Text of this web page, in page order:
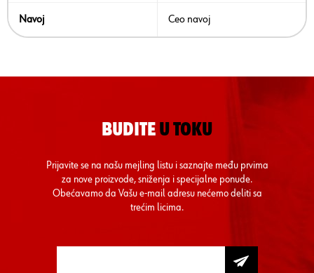
Navoj Ceo navoj
BUDITE U TOKU
Prijavite se na našu mejling listu i saznajte među prvima
za nove proizvode, sniženja i specijalne ponude.
Obećavamo da Vašu e-mail adresu nećemo deliti sa
trećim licima.